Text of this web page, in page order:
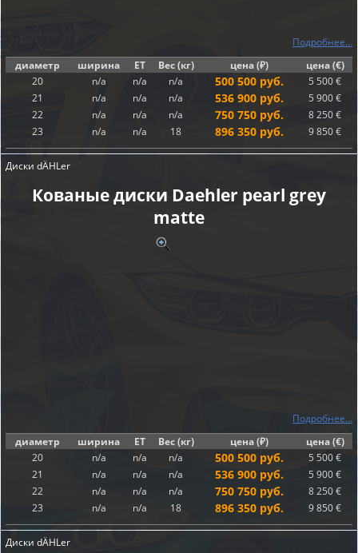
Подробнее...
диаметр
ширина ET Вес (кг) цена (₽)
цена (€)
20
n/a n/a n/a 500 500 руб.
5 500 €
21
n/a n/a n/a 536 900 руб.
5 900 €
22
n/a n/a n/a 750 750 руб.
8 250 €
23
n/a n/a 18 896 350 руб. 9 850 €
Диски dÄHLer
Кованые диски Daehler pearl grey
matte
Подробнее...
диаметр
ширина ET Вес (кг) цена (₽)
цена (€)
20
n/a n/a n/a 500 500 руб.
5 500 €
21
n/a n/a n/a 536 900 руб.
5 900 €
22
n/a n/a n/a 750 750 руб.
8 250 €
23
n/a n/a 18 896 350 руб. 9 850 €
Диски dÄHLer